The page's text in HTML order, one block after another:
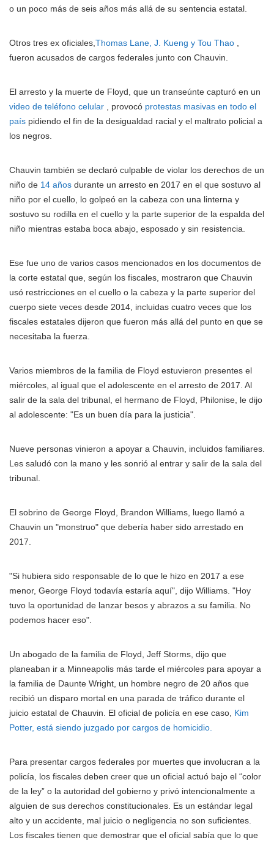
o un poco más de seis años más allá de su sentencia estatal.
Otros tres ex oficiales,Thomas Lane, J. Kueng y Tou Thao ,
fueron acusados de cargos federales junto con Chauvin.
El arresto y la muerte de Floyd, que un transeúnte capturó en un
video de teléfono celular , provocó protestas masivas en todo el
país pidiendo el fin de la desigualdad racial y el maltrato policial a
los negros.
Chauvin también se declaró culpable de violar los derechos de un
niño de 14 años durante un arresto en 2017 en el que sostuvo al
niño por el cuello, lo golpeó en la cabeza con una linterna y
sostuvo su rodilla en el cuello y la parte superior de la espalda del
niño mientras estaba boca abajo, esposado y sin resistencia.
Ese fue uno de varios casos mencionados en los documentos de
la corte estatal que, según los fiscales, mostraron que Chauvin
usó restricciones en el cuello o la cabeza y la parte superior del
cuerpo siete veces desde 2014, incluidas cuatro veces que los
fiscales estatales dijeron que fueron más allá del punto en que se
necesitaba la fuerza.
Varios miembros de la familia de Floyd estuvieron presentes el
miércoles, al igual que el adolescente en el arresto de 2017. Al
salir de la sala del tribunal, el hermano de Floyd, Philonise, le dijo
al adolescente: "Es un buen día para la justicia".
Nueve personas vinieron a apoyar a Chauvin, incluidos familiares.
Les saludó con la mano y les sonrió al entrar y salir de la sala del
tribunal.
El sobrino de George Floyd, Brandon Williams, luego llamó a
Chauvin un "monstruo" que debería haber sido arrestado en
2017.
"Si hubiera sido responsable de lo que le hizo en 2017 a ese
menor, George Floyd todavía estaría aquí", dijo Williams. "Hoy
tuvo la oportunidad de lanzar besos y abrazos a su familia. No
podemos hacer eso".
Un abogado de la familia de Floyd, Jeff Storms, dijo que
planeaban ir a Minneapolis más tarde el miércoles para apoyar a
la familia de Daunte Wright, un hombre negro de 20 años que
recibió un disparo mortal en una parada de tráfico durante el
juicio estatal de Chauvin. El oficial de policía en ese caso, Kim
Potter, está siendo juzgado por cargos de homicidio.
Para presentar cargos federales por muertes que involucran a la
policía, los fiscales deben creer que un oficial actuó bajo el “color
de la ley” o la autoridad del gobierno y privó intencionalmente a
alguien de sus derechos constitucionales. Es un estándar legal
alto y un accidente, mal juicio o negligencia no son suficientes.
Los fiscales tienen que demostrar que el oficial sabía que lo que